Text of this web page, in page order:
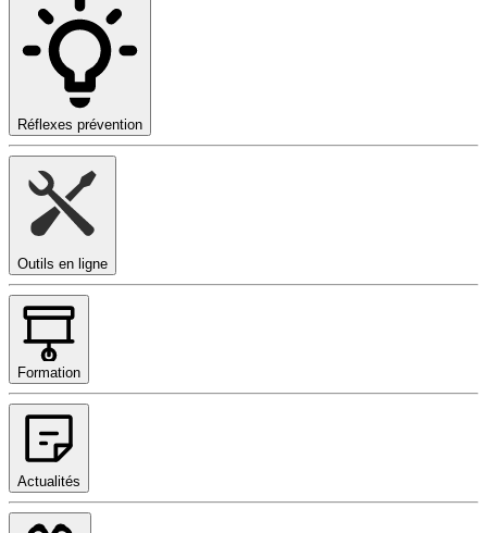
Réflexes prévention
Outils en ligne
Formation
Actualités